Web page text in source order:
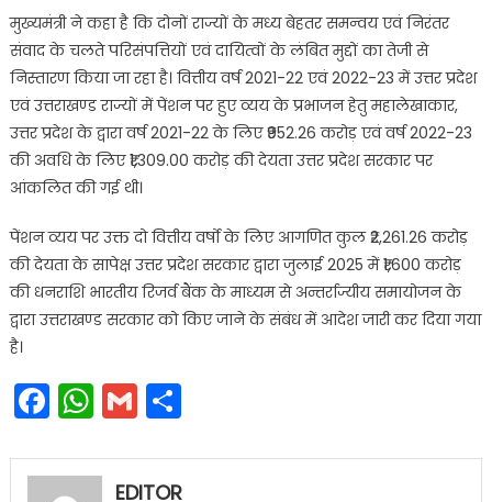
मुख्यमंत्री ने कहा है कि दोनों राज्यों के मध्य बेहतर समन्वय एवं निरंतर
संवाद के चलते परिसंपत्तियों एवं दायित्वों के लंबित मुद्दों का तेजी से
निस्तारण किया जा रहा है। वित्तीय वर्ष 2021-22 एवं 2022-23 में उत्तर प्रदेश
एवं उत्तराखण्ड राज्यों में पेंशन पर हुए व्यय के प्रभाजन हेतु महालेखाकार,
उत्तर प्रदेश के द्वारा वर्ष 2021-22 के लिए ₹952.26 करोड़ एवं वर्ष 2022-23
की अवधि के लिए ₹1,309.00 करोड़ की देयता उत्तर प्रदेश सरकार पर
आंकलित की गई थी।
पेंशन व्यय पर उक्त दो वित्तीय वर्षो के लिए आगणित कुल ₹2,261.26 करोड़
की देयता के सापेक्ष उत्तर प्रदेश सरकार द्वारा जुलाई 2025 में ₹1,600 करोड़
की धनराशि भारतीय रिजर्व बैंक के माध्यम से अन्तर्राज्यीय समायोजन के
द्वारा उत्तराखण्ड सरकार को किए जाने के संबंध में आदेश जारी कर दिया गया
है।
Facebook
WhatsApp
GmailShare
EDITOR